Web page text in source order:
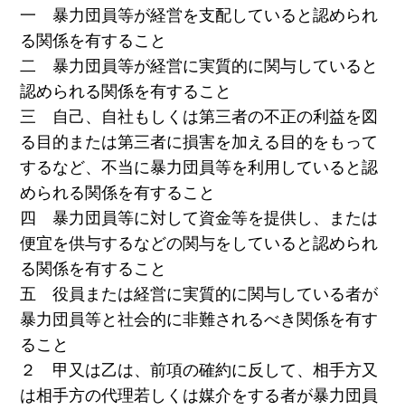
一 暴力団員等が経営を支配していると認められ
る関係を有すること
二 暴力団員等が経営に実質的に関与していると
認められる関係を有すること
三 自己、自社もしくは第三者の不正の利益を図
る目的または第三者に損害を加える目的をもって
するなど、不当に暴力団員等を利用していると認
められる関係を有すること
四 暴力団員等に対して資金等を提供し、または
便宜を供与するなどの関与をしていると認められ
る関係を有すること
五 役員または経営に実質的に関与している者が
暴力団員等と社会的に非難されるべき関係を有す
ること
２ 甲又は乙は、前項の確約に反して、相手方又
は相手方の代理若しくは媒介をする者が暴力団員